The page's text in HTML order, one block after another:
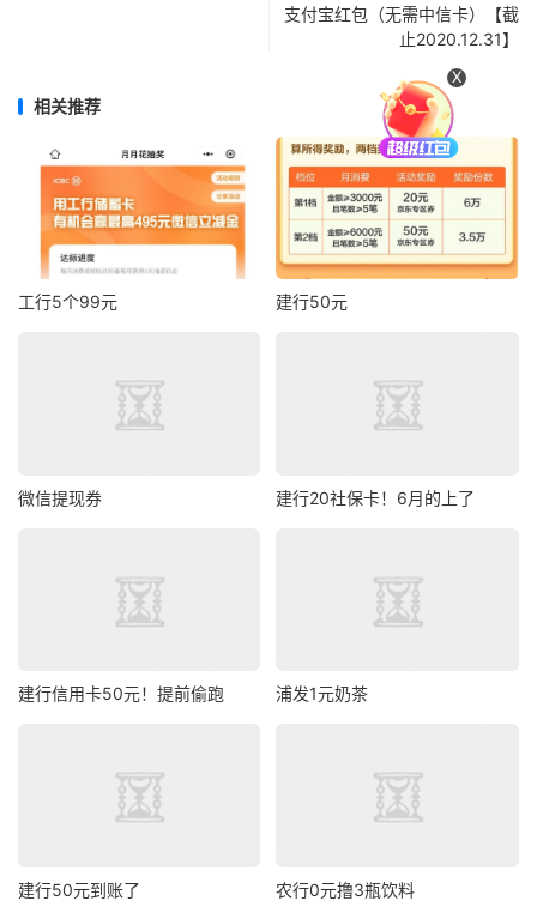
支付宝红包（无需中信卡）【截
止2020.12.31】
相关推荐
工行5个99元 建行50元
微信提现券 建行20社保卡！6月的上了
建行信用卡50元！提前偷跑 浦发1元奶茶
建行50元到账了 农行0元撸3瓶饮料
X